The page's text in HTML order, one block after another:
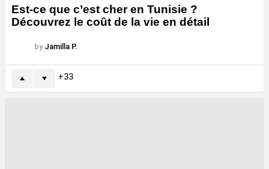
Est-ce que c’est cher en Tunisie ?
Découvrez le coût de la vie en détail
by Jamilla P.
33